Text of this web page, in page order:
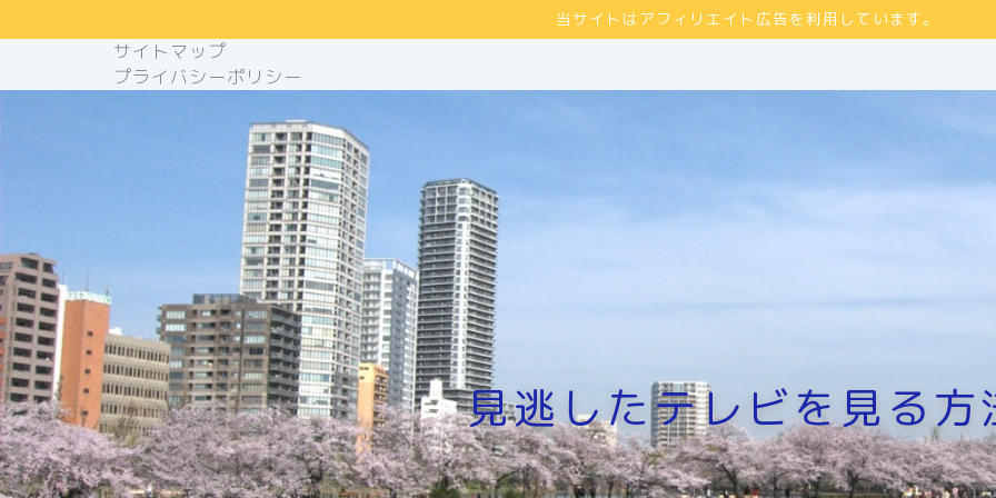
当サイトはアフィリエイト広告を利用しています。
サイトマップ
プライバシーポリシー
見逃したテレビを見る方